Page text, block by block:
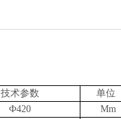
技术参数
单位
Ф420
Mm